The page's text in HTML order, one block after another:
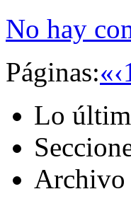
No hay
Páginas:«‹
Lo
Archivo